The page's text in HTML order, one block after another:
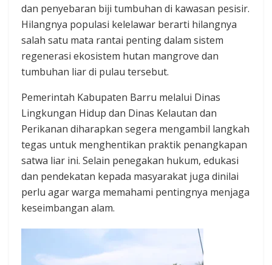
dan penyebaran biji tumbuhan di kawasan pesisir.
Hilangnya populasi kelelawar berarti hilangnya
salah satu mata rantai penting dalam sistem
regenerasi ekosistem hutan mangrove dan
tumbuhan liar di pulau tersebut.
Pemerintah Kabupaten Barru melalui Dinas
Lingkungan Hidup dan Dinas Kelautan dan
Perikanan diharapkan segera mengambil langkah
tegas untuk menghentikan praktik penangkapan
satwa liar ini. Selain penegakan hukum, edukasi
dan pendekatan kepada masyarakat juga dinilai
perlu agar warga memahami pentingnya menjaga
keseimbangan alam.